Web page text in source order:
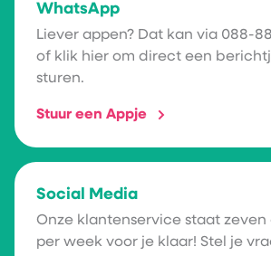
WhatsApp
Liever appen? Dat kan via 088-
of klik hier om direct een
sturen.
Stuur een Appje
Social Media
Onze klantenservice staat zeven
per week voor je klaar! Stel je